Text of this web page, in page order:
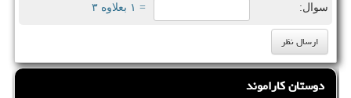
سوال: = ۱ بعلاوه ۳
دوستان کاراموند